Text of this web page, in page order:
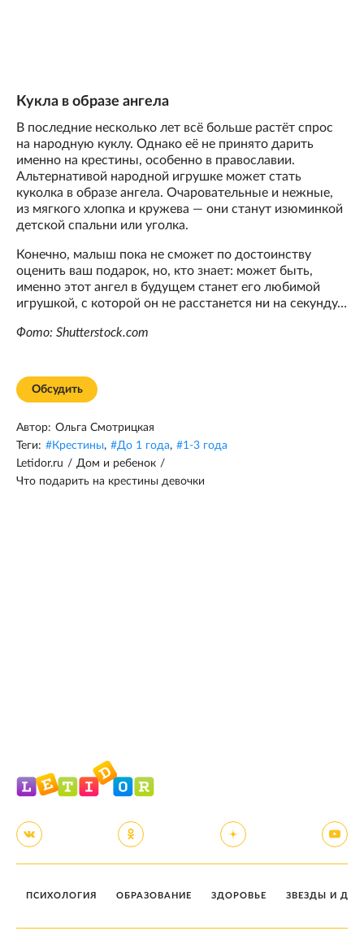
Кукла в образе ангела
В последние несколько лет всё больше растёт спрос
на народную куклу. Однако её не принято дарить
именно на крестины, особенно в православии.
Альтернативой народной игрушке может стать
куколка в образе ангела. Очаровательные и нежные,
из мягкого хлопка и кружева — они станут изюминкой
детской спальни или уголка.
Конечно, малыш пока не сможет по достоинству
оценить ваш подарок, но, кто знает: может быть,
именно этот ангел в будущем станет его любимой
игрушкой, с которой он не расстанется ни на секунду…
Фото: Shutterstock.com
Обсудить
Автор: Ольга Смотрицкая
Теги: #Крестины, #До 1 года, #1-3 года
Letidor.ru / Дом и ребенок /
Что подарить на крестины девочки
ПСИХОЛОГИЯ ОБРАЗОВАНИЕ ЗДОРОВЬЕ ЗВЕЗДЫ И